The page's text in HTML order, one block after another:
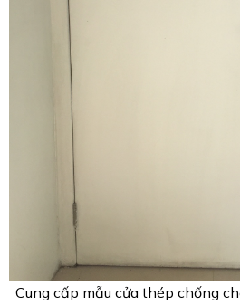
Cung cấp mẫu cửa thép chống